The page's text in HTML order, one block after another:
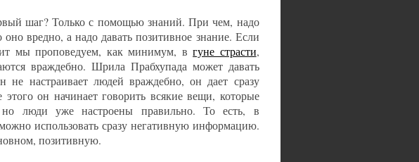
шаг? Только с помощью знаний. При чем, надо
вредно, а надо давать позитивное знание. Если
мы проповедуем, как минимум, вгуне страсти,
враждебно. Шрила Прабхупада может давать
не настраивает людей враждебно, он дает сразу
он начинает говорить всякие вещи, которые
но люди уже настроены правильно. То есть, в
использовать сразу негативную информацию.
позитивную.